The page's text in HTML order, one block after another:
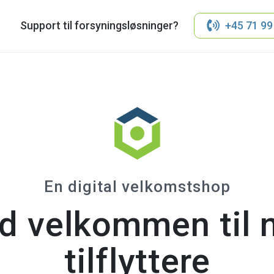
Support til forsyningsløsninger? +45 71
En digital velkomstshop
velkommen til
tilflyttere